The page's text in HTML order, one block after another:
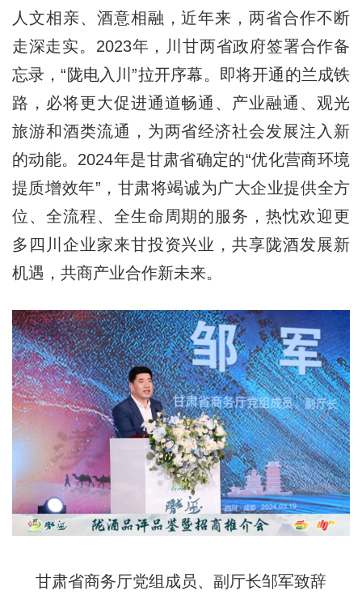
人文相亲、酒意相融，近年来，两省合作不断
走深走实。2023年，川甘两省政府签署合作备
忘录，“陇电入川”拉开序幕。即将开通的兰成铁
路，必将更大促进通道畅通、产业融通、观光
旅游和酒类流通，为两省经济社会发展注入新
的动能。2024年是甘肃省确定的“优化营商环境
提质增效年”，甘肃将竭诚为广大企业提供全方
位、全流程、全生命周期的服务，热忱欢迎更
多四川企业家来甘投资兴业，共享陇酒发展新
机遇，共商产业合作新未来。
甘肃省商务厅党组成员、副厅长邹军致辞